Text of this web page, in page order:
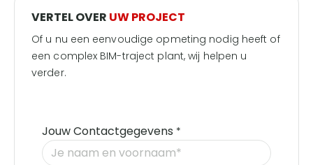
VERTEL OVER UW PROJECT
Of u nu een eenvoudige opmeting nodig heeft of
een complex BIM-traject plant, wij helpen u
verder.